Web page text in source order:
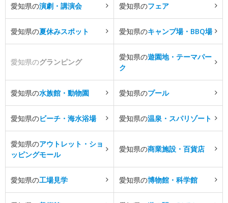
愛知県の演劇・講演会 愛知県のフェア
愛知県の夏休みスポット 愛知県のキャンプ場・BBQ場
愛知県のグランピング
愛知県の遊園地・テーマパー
ク
愛知県の水族館・動物園 愛知県のプール
愛知県のビーチ・海水浴場 愛知県の温泉・スパリゾート
愛知県のアウトレット・ショ
ッピングモール
愛知県の商業施設・百貨店
愛知県の工場見学 愛知県の博物館・科学館